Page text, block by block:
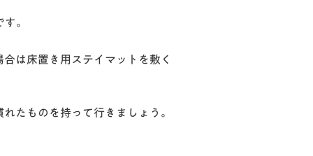
。
は床置き用ステイマットを敷く
たものを持って行きましょう。